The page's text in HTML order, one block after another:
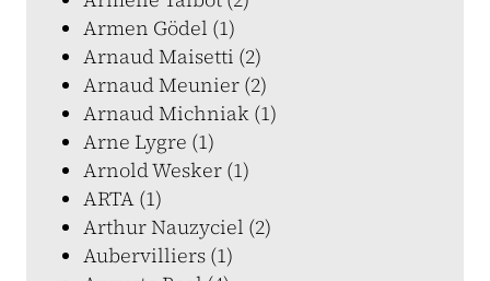
Armen Gödel (1)
Arnaud Maisetti (2)
Arnaud Meunier (2)
Arnaud Michniak (1)
Arne Lygre (1)
Arnold Wesker (1)
ARTA (1)
Arthur Nauzyciel (2)
Aubervilliers (1)